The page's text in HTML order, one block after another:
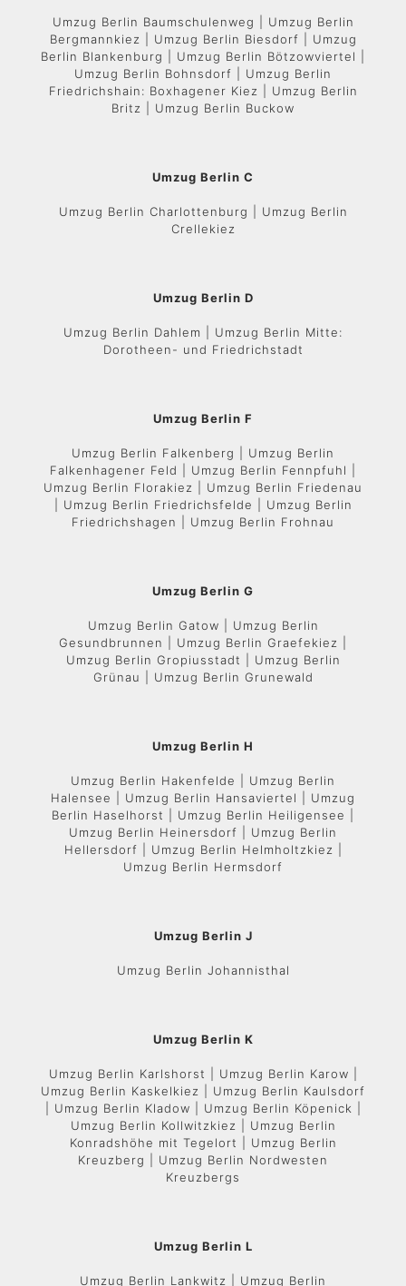
Umzug Berlin Baumschulenweg | Umzug Berlin
Bergmannkiez | Umzug Berlin Biesdorf | Umzug
Berlin Blankenburg | Umzug Berlin Bötzowviertel |
Umzug Berlin Bohnsdorf | Umzug Berlin
Friedrichshain: Boxhagener Kiez | Umzug Berlin
Britz | Umzug Berlin Buckow
Umzug Berlin C
Umzug Berlin Charlottenburg | Umzug Berlin
Crellekiez
Umzug Berlin D
Umzug Berlin Dahlem | Umzug Berlin Mitte:
Dorotheen- und Friedrichstadt
Umzug Berlin F
Umzug Berlin Falkenberg | Umzug Berlin
Falkenhagener Feld | Umzug Berlin Fennpfuhl |
Umzug Berlin Florakiez | Umzug Berlin Friedenau
| Umzug Berlin Friedrichsfelde | Umzug Berlin
Friedrichshagen | Umzug Berlin Frohnau
Umzug Berlin G
Umzug Berlin Gatow | Umzug Berlin
Gesundbrunnen | Umzug Berlin Graefekiez |
Umzug Berlin Gropiusstadt | Umzug Berlin
Grünau | Umzug Berlin Grunewald
Umzug Berlin H
Umzug Berlin Hakenfelde | Umzug Berlin
Halensee | Umzug Berlin Hansaviertel | Umzug
Berlin Haselhorst | Umzug Berlin Heiligensee |
Umzug Berlin Heinersdorf | Umzug Berlin
Hellersdorf | Umzug Berlin Helmholtzkiez |
Umzug Berlin Hermsdorf
Umzug Berlin J
Umzug Berlin Johannisthal
Umzug Berlin K
Umzug Berlin Karlshorst | Umzug Berlin Karow |
Umzug Berlin Kaskelkiez | Umzug Berlin Kaulsdorf
| Umzug Berlin Kladow | Umzug Berlin Köpenick |
Umzug Berlin Kollwitzkiez | Umzug Berlin
Konradshöhe mit Tegelort | Umzug Berlin
Kreuzberg | Umzug Berlin Nordwesten
Kreuzbergs
Umzug Berlin L
Umzug Berlin Lankwitz | Umzug Berlin